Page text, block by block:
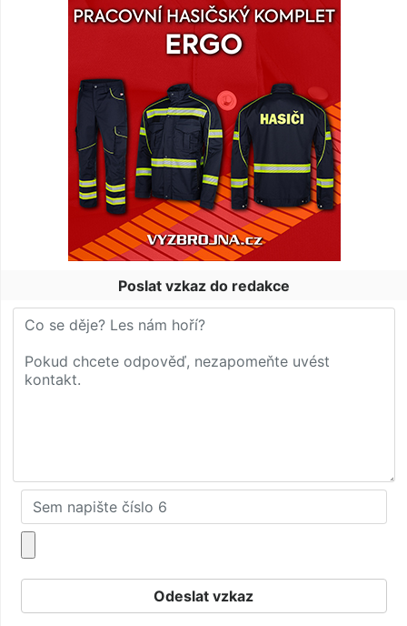
Poslat vzkaz do redakce